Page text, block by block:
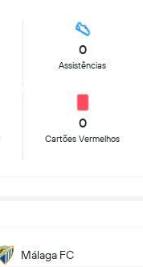
0
Assistências
0
Cartões Vermelhos
Málaga FC